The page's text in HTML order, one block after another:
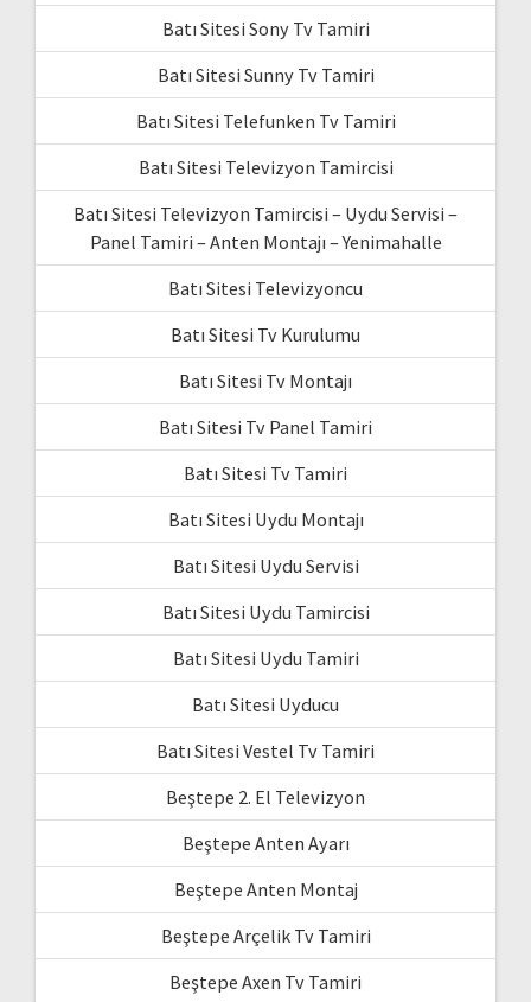
Batı Sitesi Sony Tv Tamiri
Batı Sitesi Sunny Tv Tamiri
Batı Sitesi Telefunken Tv Tamiri
Batı Sitesi Televizyon Tamircisi
Batı Sitesi Televizyon Tamircisi – Uydu Servisi –
Panel Tamiri – Anten Montajı – Yenimahalle
Batı Sitesi Televizyoncu
Batı Sitesi Tv Kurulumu
Batı Sitesi Tv Montajı
Batı Sitesi Tv Panel Tamiri
Batı Sitesi Tv Tamiri
Batı Sitesi Uydu Montajı
Batı Sitesi Uydu Servisi
Batı Sitesi Uydu Tamircisi
Batı Sitesi Uydu Tamiri
Batı Sitesi Uyducu
Batı Sitesi Vestel Tv Tamiri
Beştepe 2. El Televizyon
Beştepe Anten Ayarı
Beştepe Anten Montaj
Beştepe Arçelik Tv Tamiri
Beştepe Axen Tv Tamiri